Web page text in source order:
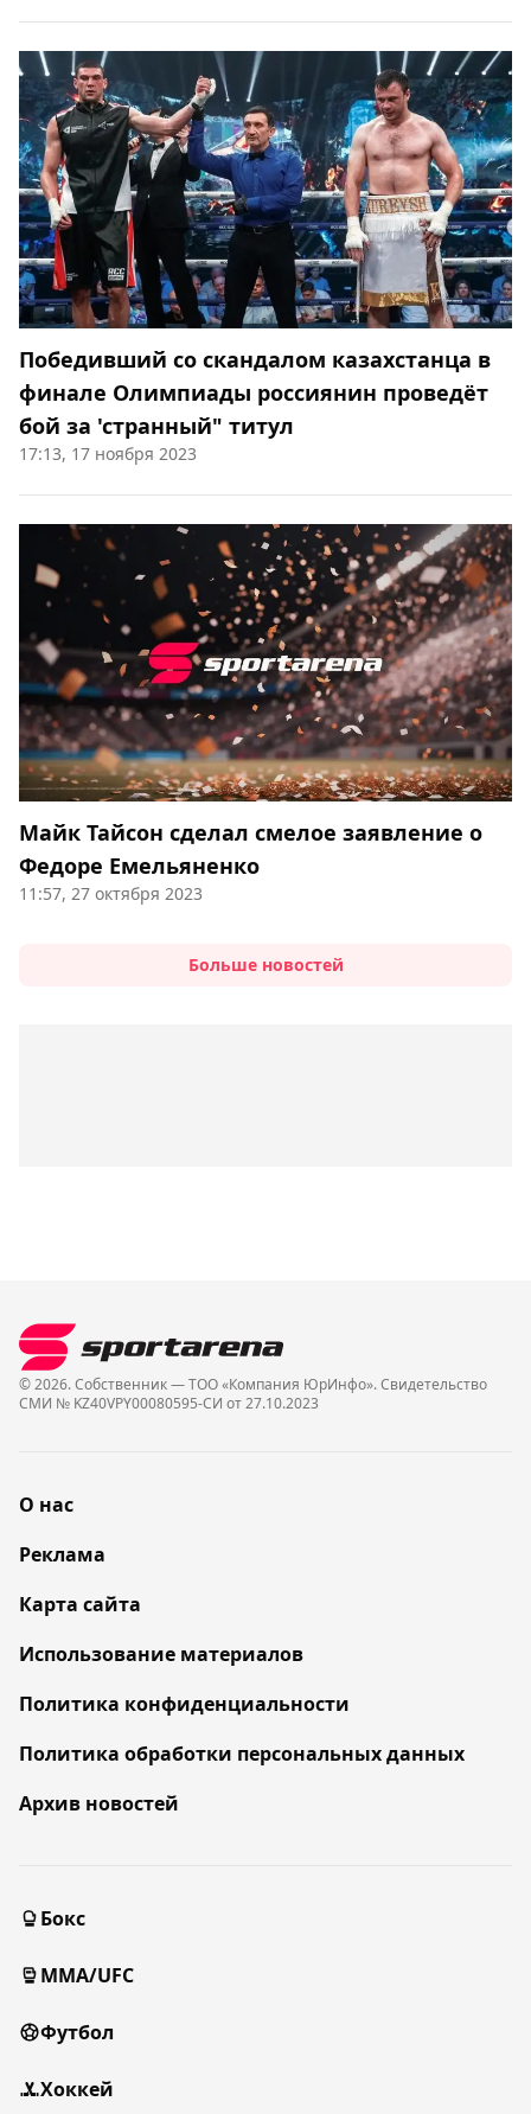
Победивший со скандалом казахстанца в
финале Олимпиады россиянин проведёт
бой за 'странный" титул
17:13, 17 ноября 2023
Майк Тайсон сделал смелое заявление о
Федоре Емельяненко
11:57, 27 октября 2023
Больше новостей
© 2026. Собственник — ТОО «Компания ЮрИнфо». Cвидетельство
СМИ № KZ40VPY00080595-СИ от 27.10.2023
О нас
Реклама
Карта сайта
Использование материалов
Политика конфиденциальности
Политика обработки персональных данных
Архив новостей
Бокс
MMA/UFC
Футбол
Хоккей